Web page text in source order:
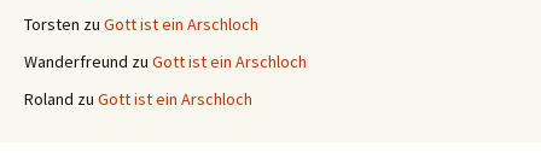
Torsten zu Gott ist ein Arschloch
Wanderfreund zu Gott ist ein Arschloch
Roland zu Gott ist ein Arschloch